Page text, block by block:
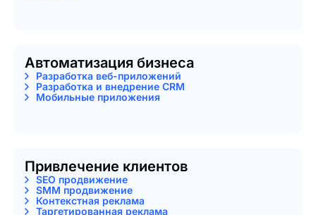
Автоматизация бизнеса
Разработка веб-приложений
Разработка и внедрение CRM
Мобильные приложения
Привлечение клиентов
SEO продвижение
SMM продвижение
Контекстная реклама
Таргетированная реклама